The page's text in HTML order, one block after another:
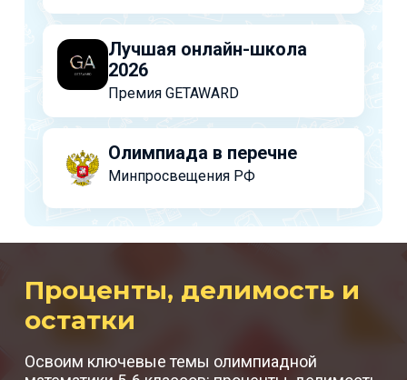
Лучшая онлайн-школа
2026
Премия GETAWARD
Олимпиада в перечне
Минпросвещения РФ
Проценты, делимость и
остатки
Освоим ключевые темы олимпиадной